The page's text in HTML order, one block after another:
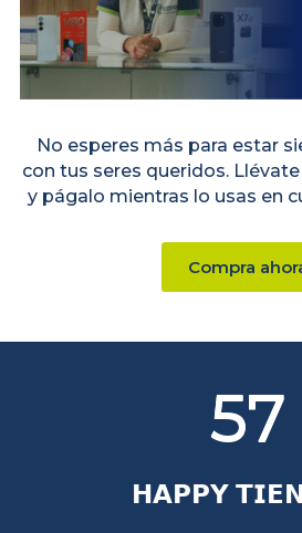
No esperes más para estar
con tus seres queridos.
y págalo mientras lo usas en
Compra
57
𝗛𝗔𝗣𝗣𝗬